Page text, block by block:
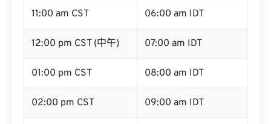
11:00 am CST 06:00 am IDT
12:00 pm CST (中午) 07:00 am IDT
01:00 pm CST 08:00 am IDT
02:00 pm CST 09:00 am IDT